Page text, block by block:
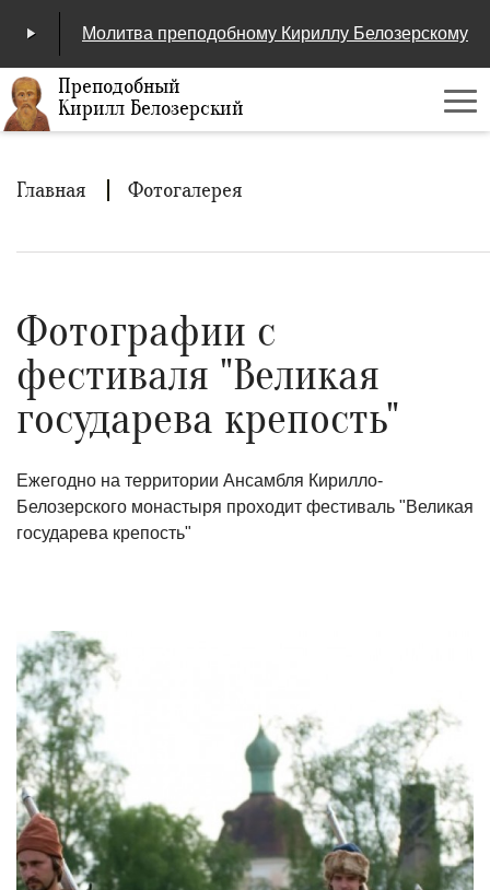
00:00 04:25
Молитва преподобному Кириллу Белозерскому
Преподобный
Кирилл Белозерский
Строка
навигации
Главная Фотогалерея
Фотографии с
фестиваля "Великая
государева крепость"
Ежегодно на территории Ансамбля Кирилло-
Белозерского монастыря проходит фестиваль "Великая
государева крепость"